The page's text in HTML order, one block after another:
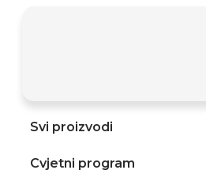
Svi proizvodi
Cvjetni program